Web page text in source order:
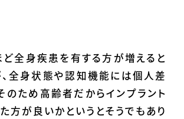
全身疾患を有する方が増えると
全身状態や認知機能には個人差
のため高齢者だからインプラント
方が良いかというとそうでもあり